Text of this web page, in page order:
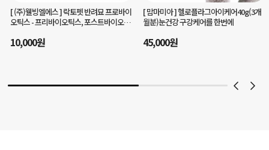
[ 맘마미아 ]헬로플라그아이케어40g(3개
월분)눈건강 구강케어를 한번에
45,000원
[ 주식회사 유니콘 ]챔프로 말티즈 전용 강
아지 영양제 1~3단계 맞춤형
35,000원
% 25,000